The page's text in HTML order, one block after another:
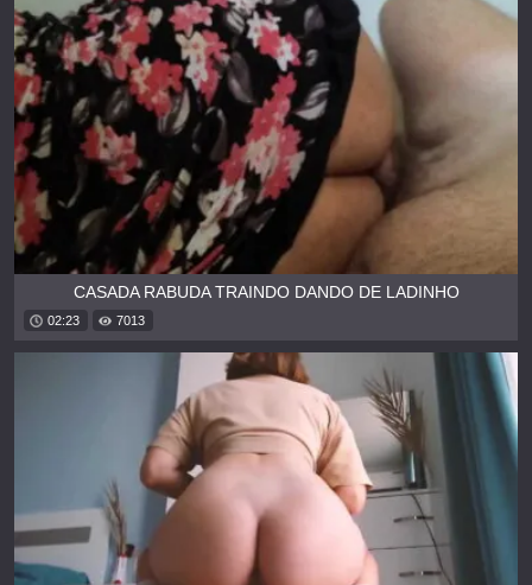
CASADA RABUDA TRAINDO DANDO DE LADINHO
02:23 7013